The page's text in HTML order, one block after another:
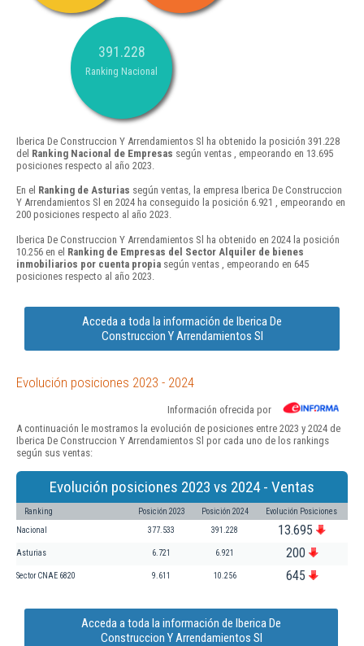
391.228
Ranking Nacional
Iberica De Construccion Y Arrendamientos Sl ha obtenido la posición 391.228
del Ranking Nacional de Empresas según ventas , empeorando en 13.695
posiciones respecto al año 2023.
En el Ranking de Asturias según ventas, la empresa Iberica De Construccion
Y Arrendamientos Sl en 2024 ha conseguido la posición 6.921 , empeorando en
200 posiciones respecto al año 2023.
Iberica De Construccion Y Arrendamientos Sl ha obtenido en 2024 la posición
10.256 en el Ranking de Empresas del Sector Alquiler de bienes
inmobiliarios por cuenta propia según ventas , empeorando en 645
posiciones respecto al año 2023.
Acceda a toda la información de Iberica De
Construccion Y Arrendamientos Sl
Evolución posiciones 2023 - 2024
Información ofrecida por
A continuación le mostramos la evolución de posiciones entre 2023 y 2024 de
Iberica De Construccion Y Arrendamientos Sl por cada uno de los rankings
según sus ventas:
Evolución posiciones 2023 vs 2024 - Ventas
Ranking Posición 2023 Posición 2024 Evolución Posiciones
Nacional 377.533 391.228 13.695
Asturias 6.721 6.921 200
Sector CNAE 6820 9.611 10.256 645
Acceda a toda la información de Iberica De
Construccion Y Arrendamientos Sl